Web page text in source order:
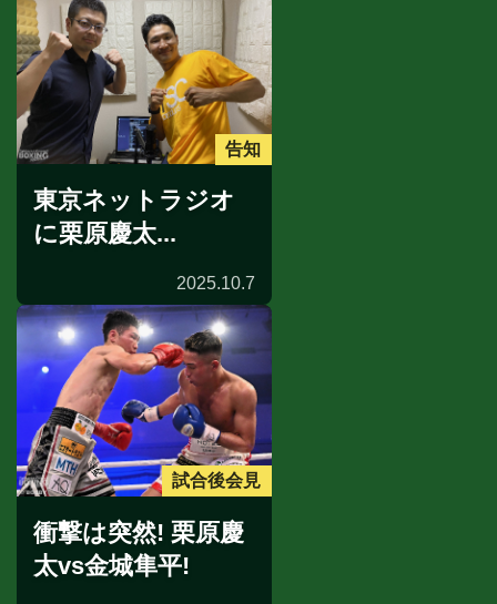
告知
東京ネットラジオ
に栗原慶太...
2025.10.7
試合後会見
衝撃は突然! 栗原慶
太vs金城隼平!